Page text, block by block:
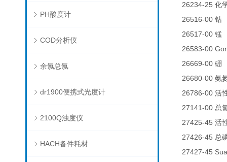
PH酸度计
COD分析仪
余氯总氯
dr1900便携式光度计
2100Q浊度仪
HACH备件耗材
26234-25 化
26516-00 钴
26517-00 锰
26583-00
26669-00 硼
26680-00 氨
26786-00 活
27141-00 总
27425-45 活
27426-45 总
27427-45